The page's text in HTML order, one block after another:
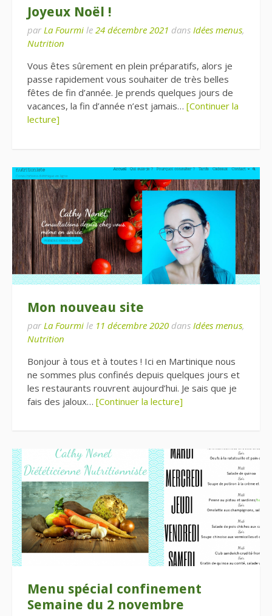
Joyeux Noël !
par La Fourmi le 24 décembre 2021 dans Idées menus,
Nutrition
Vous êtes sûrement en plein préparatifs, alors je
passe rapidement vous souhaiter de très belles
fêtes de fin d’année. Je prends quelques jours de
vacances, la fin d’année n’est jamais… [Continuer la
lecture]
Mon nouveau site
par La Fourmi le 11 décembre 2020 dans Idées menus,
Nutrition
Bonjour à tous et à toutes ! Ici en Martinique nous
ne sommes plus confinés depuis quelques jours et
les restaurants rouvrent aujourd’hui. Je sais que je
fais des jaloux… [Continuer la lecture]
Menu spécial confinement
Semaine du 2 novembre